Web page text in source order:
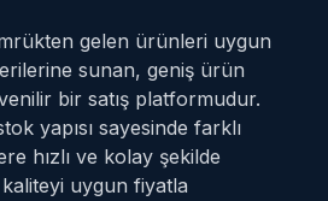
gelen ürünleri uygun
sunan, geniş ürün
bir satış platformudur.
yapısı sayesinde farklı
hızlı ve kolay şekilde
uygun fiyatla